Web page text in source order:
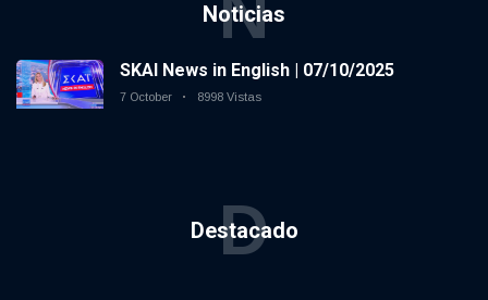
Noticias
SKAI News in English | 07/10/2025
7 October 8998 Vistas
Destacado
D